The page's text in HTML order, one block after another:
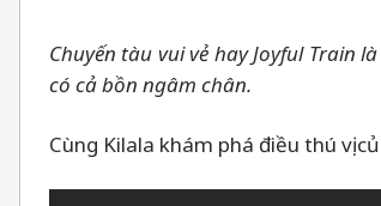
Chuyến tàu vui vẻ hay Joyful Train
có cả bồn ngâm chân.
Cùng Kilala khám phá điều thú vị